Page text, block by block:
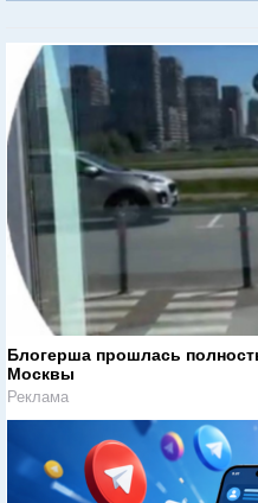
Блогерша прошлась
Москвы
Реклама